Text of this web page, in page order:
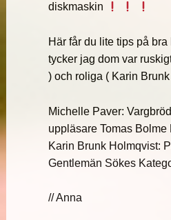
diskmaskin
Här får du lite tips på bra
tycker jag dom var
) och roliga ( Karin
Michelle Paver:
uppläsare Tomas
Karin Brunk Holmqvist:
Gentlemän Sökes
// Anna